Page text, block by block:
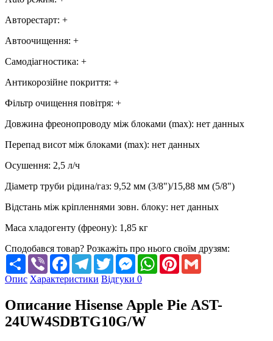
Авторестарт: +
Автоочищення: +
Самодіагностика: +
Антикорозійне покриття: +
Фільтр очищення повітря: +
Довжина фреонопроводу між блоками (max): нет данных
Перепад висот між блоками (max): нет данных
Осушення: 2,5 л/ч
Діаметр труби рідина/газ: 9,52 мм (3/8")/15,88 мм (5/8")
Відстань між кріпленнями зовн. блоку: нет данных
Маса хладогенту (фреону): 1,85 кг
Сподобався товар? Розкажіть про нього своїм друзям:
Share Viber FacebookTelegramTwitterMessengerWhatsApp
Pinterest
Опис Характеристики Відгуки 0
Описание Hisense Apple Pie AST-
24UW4SDBTG10G/W